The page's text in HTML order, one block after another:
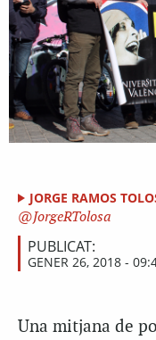
JORGE RAMOS
JorgeRTolosa
PUBLICAT:
GENER 26, 2018 -
Una mitjana de